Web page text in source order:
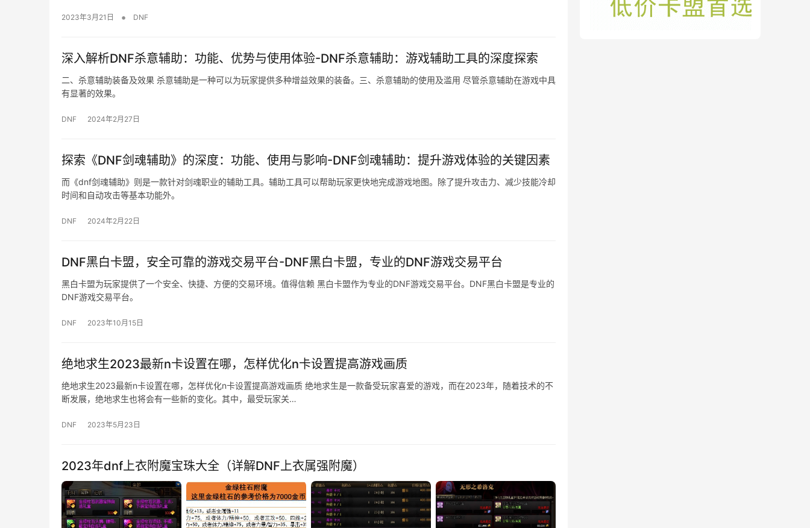
2023年3月21日 • DNF
深入解析DNF杀意辅助：功能、优势与使用体验-DNF杀意辅助：游戏辅助工具的深度探索
二、杀意辅助装备及效果 杀意辅助是一种可以为玩家提供多种增益效果的装备。三、杀意辅助的使用及滥用 尽管杀意辅助在游戏中具
有显著的效果。
DNF 2024年2月27日
探索《DNF剑魂辅助》的深度：功能、使用与影响-DNF剑魂辅助：提升游戏体验的关键因素
而《dnf剑魂辅助》则是一款针对剑魂职业的辅助工具。辅助工具可以帮助玩家更快地完成游戏地图。除了提升攻击力、减少技能冷却
时间和自动攻击等基本功能外。
DNF 2024年2月22日
DNF黑白卡盟，安全可靠的游戏交易平台-DNF黑白卡盟，专业的DNF游戏交易平台
黑白卡盟为玩家提供了一个安全、快捷、方便的交易环境。值得信赖 黑白卡盟作为专业的DNF游戏交易平台。DNF黑白卡盟是专业的
DNF游戏交易平台。
DNF 2023年10月15日
绝地求生2023最新n卡设置在哪，怎样优化n卡设置提高游戏画质
绝地求生2023最新n卡设置在哪，怎样优化n卡设置提高游戏画质 绝地求生是一款备受玩家喜爱的游戏，而在2023年，随着技术的不
断发展，绝地求生也将会有一些新的变化。其中，最受玩家关…
DNF 2023年5月23日
2023年dnf上衣附魔宝珠大全（详解DNF上衣属强附魔）